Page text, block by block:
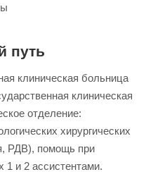
путь
клиническая больница
клиническая
отделение:
хирургических
РДВ), помощь при
1 и 2 ассистентами.